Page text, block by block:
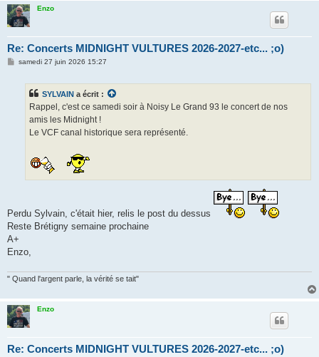
Enzo
Re: Concerts MIDNIGHT VULTURES 2026-2027-etc... ;o)
Msamedi 27 juin 2026 15:27
SYLVAIN a écrit :
Rappel, c'est ce samedi soir à Noisy Le Grand 93 le concert de nos
amis les Midnight !
Le VCF canal historique sera représenté.
Perdu Sylvain, c'était hier, relis le post du dessus
Reste Brétigny semaine prochaine
A+
Enzo,
" Quand l'argent parle, la vérité se tait"
Enzo
Re: Concerts MIDNIGHT VULTURES 2026-2027-etc... ;o)